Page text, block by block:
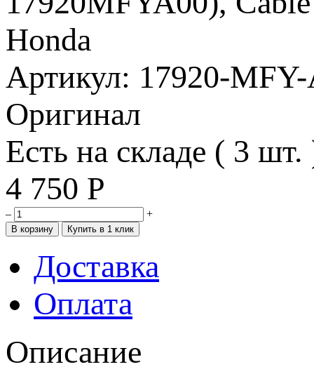
Артикул: 17920-
Оригинал
Есть на складе ( 3 шт.
4 750 Р
– +
Доставка
Оплата
Описание